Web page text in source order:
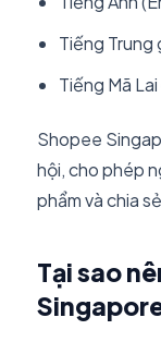
Tiếng Trung
Tiếng Mã
Shopee
hội, cho phép
phẩm và chia
Tại sao